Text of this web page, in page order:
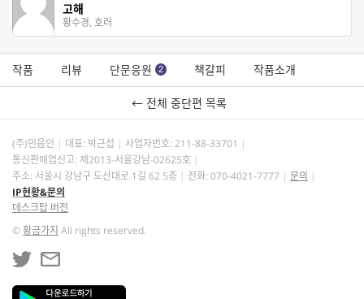
고해
황수경, 호러
작품 리뷰 단문응원 2 책갈피 작품소개
← 전체 중단편 목록
(주)민음인 대표: 박근섭 사업자번호: 211-88-33701
통신판매업신고: 제2013-서울강남-02625호
주소: 서울시 강남구 도산대로 1길 62 5층
전화: 070-4021-7777
문의
IP현황&문의
데스크탑 버전
©황금가지 All rights reserved.